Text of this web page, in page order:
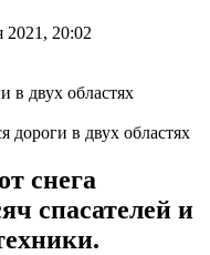
2021, 20:02
дороги в двух областях
снега
спасателей и